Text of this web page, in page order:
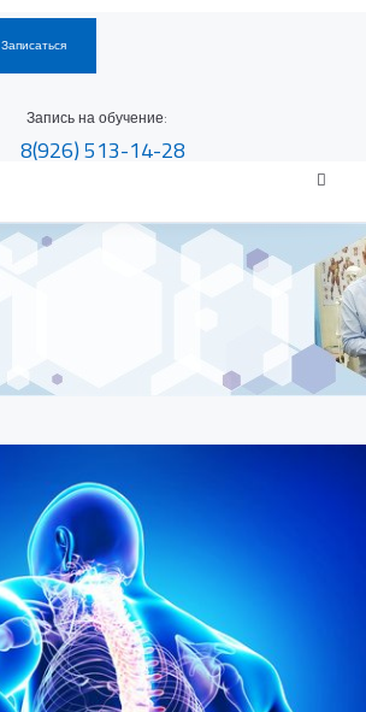
Записаться
Запись на обучение:
8(926)513-14-28